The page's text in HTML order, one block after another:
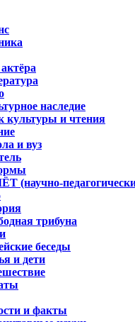
наследие
культуры и чтения
и вуз
(научно-
трибуна
беседы
и дети
и факты